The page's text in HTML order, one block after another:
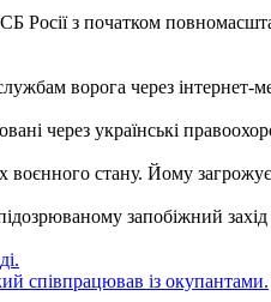
Росії з початком
ворога через інтернет-
через українські
стану. Йому
запобіжний
співпрацював із окупантами.